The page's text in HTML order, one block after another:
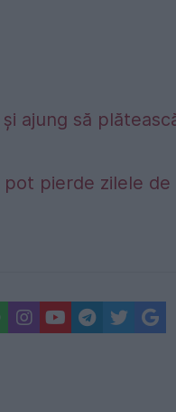
ajung să
pot pierde zilele de